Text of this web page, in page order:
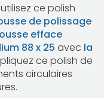
ce polish
de polissage
efface
88 x 25 avec la
ce polish de
circulaires